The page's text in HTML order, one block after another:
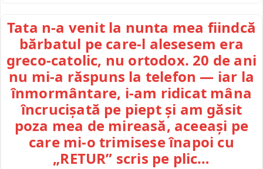
Tata n-a venit la nunta mea fiindcă
bărbatul pe care-l alesesem era
greco-catolic, nu ortodox. 20 de ani
nu mi-a răspuns la telefon — iar la
înmormântare, i-am ridicat mâna
încrucișată pe piept și am găsit
poza mea de mireasă, aceeași pe
care mi-o trimisese înapoi cu
„RETUR” scris pe plic…